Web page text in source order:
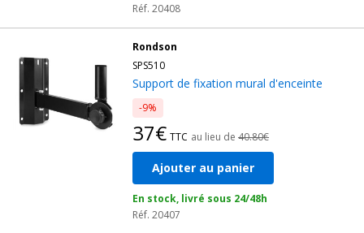
Réf. 20408
Rondson
SPS510
Support de fixation mural d'enceinte
-9%
37€ TTC au lieu de 40.80€
Ajouter au panier
En stock, livré sous 24/48h
Réf. 20407